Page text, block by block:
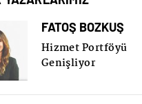
FATOŞ BOZKUŞ
Hizmet Portföyü
Genişliyor